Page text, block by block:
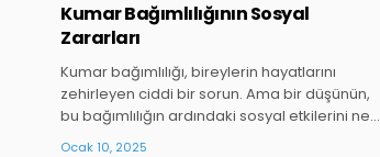
Kumar Bağımlılığının Sosyal
Zararları
Kumar bağımlılığı, bireylerin hayatlarını
zehirleyen ciddi bir sorun. Ama bir düşünün,
bu bağımlılığın ardındaki sosyal etkilerini ne…
Ocak 10, 2025